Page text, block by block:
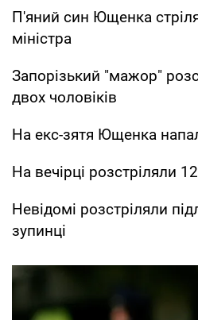
П'яний син Ющенка
міністра
Запорізький "мажор"
двох чоловіків
На екс-зятя Ющенка
На вечірці розстріляли
Невідомі розстріляли
зупинці